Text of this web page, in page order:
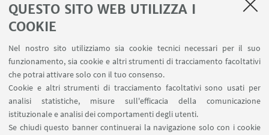
QUESTO SITO WEB UTILIZZA I
COOKIE
Nel nostro sito utilizziamo sia cookie tecnici necessari per il suo
funzionamento, sia cookie e altri strumenti di tracciamento facoltativi
che potrai attivare solo con il tuo consenso.
Cookie e altri strumenti di tracciamento facoltativi sono usati per
analisi statistiche, misure sull'efficacia della comunicazione
istituzionale e analisi dei comportamenti degli utenti.
Se chiudi questo banner continuerai la navigazione solo con i cookie
Area riservata
Contatti
SEGUI IL DIPARTIMENTO SU: